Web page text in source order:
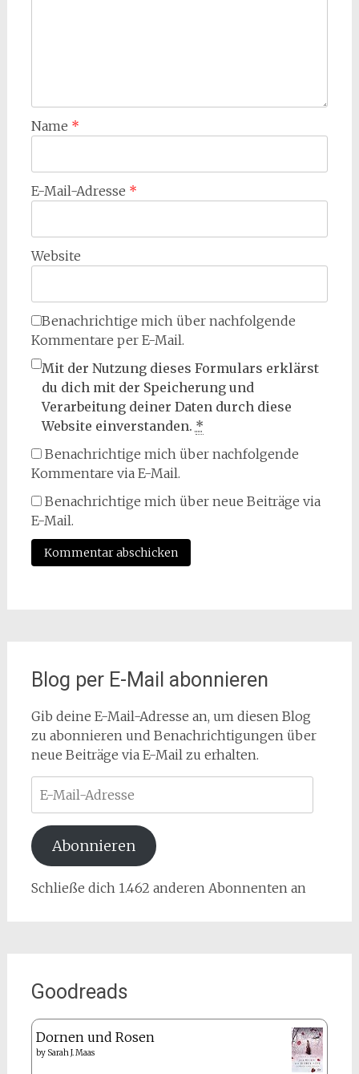
Name *
E-Mail-Adresse *
Website
Benachrichtige mich über nachfolgende
Kommentare per E-Mail.
Mit der Nutzung dieses Formulars erklärst
du dich mit der Speicherung und
Verarbeitung deiner Daten durch diese
Website einverstanden. *
Benachrichtige mich über nachfolgende
Kommentare via E-Mail.
Benachrichtige mich über neue Beiträge via
E-Mail.
Blog per E-Mail abonnieren
Gib deine E-Mail-Adresse an, um diesen Blog
zu abonnieren und Benachrichtigungen über
neue Beiträge via E-Mail zu erhalten.
Mail-
Adresse
Abonnieren
Schließe dich 1.462 anderen Abonnenten an
Goodreads
Dornen und Rosen
by Sarah J. Maas